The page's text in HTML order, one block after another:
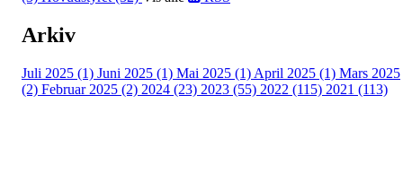
Arkiv
Juli 2025 (1) Juni 2025 (1) Mai 2025 (1) April 2025 (1) Mars 2025
(2) Februar 2025 (2) 2024 (23) 2023 (55) 2022 (115) 2021 (113)